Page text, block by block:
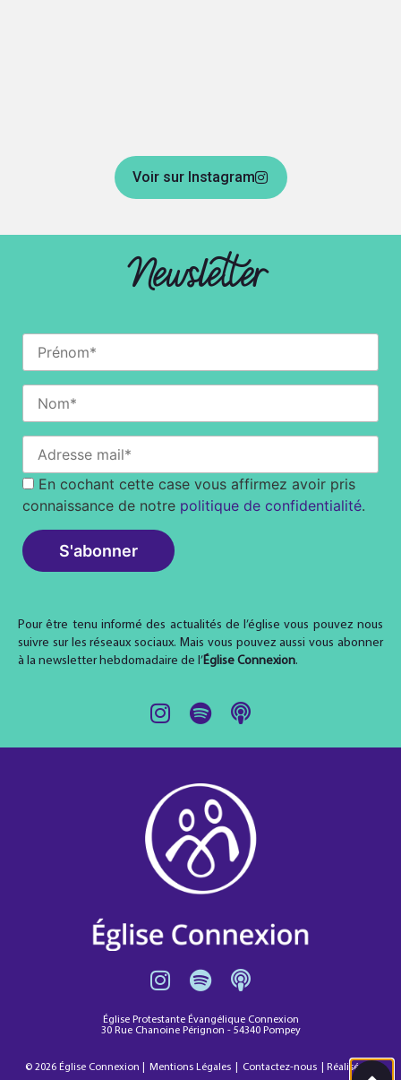
Voir sur Instagram
Pour être tenu informé des actualités de l’église vous pouvez nous
suivre sur les réseaux sociaux. Mais vous pouvez aussi vous abonner
à la newsletter hebdomadaire de l’Église Connexion.
Newsletter
En cochant cette case vous affirmez avoir pris
connaissance de notre politique de confidentialité.
Église Protestante Évangélique Connexion
30 Rue Chanoine Pérignon - 54340 Pompey
© 2026 Église Connexion | Mentions Légales Contactez-nous Réalisé par